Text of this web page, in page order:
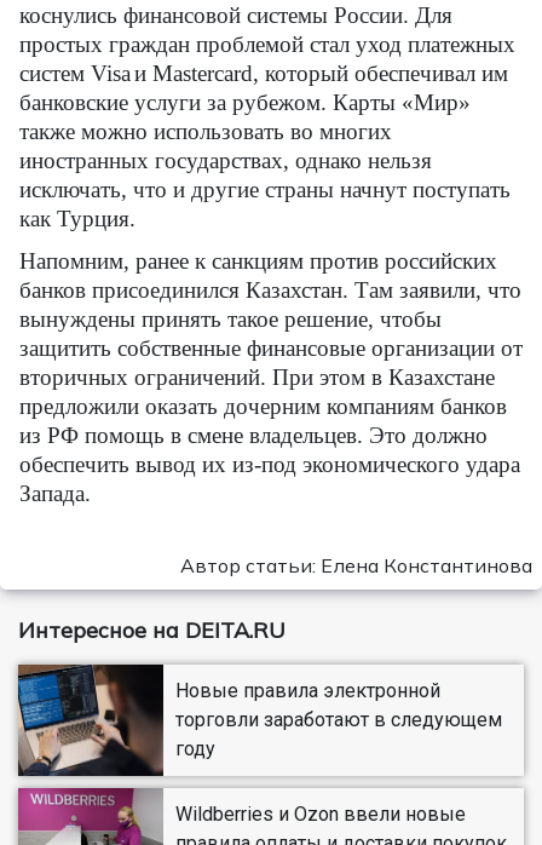
коснулись финансовой системы России. Для
простых граждан проблемой стал уход платежных
систем Visaи Mastercard, который обеспечивал им
банковские услуги за рубежом. Карты «Мир»
также можно использовать во многих
иностранных государствах, однако нельзя
исключать, что и другие страны начнут поступать
как Турция.
Напомним, ранее к санкциям против российских
банков присоединился Казахстан. Там заявили, что
вынуждены принять такое решение, чтобы
защитить собственные финансовые организации от
вторичных ограничений. При этом в Казахстане
предложили оказать дочерним компаниям банков
из РФ помощь в смене владельцев. Это должно
обеспечить вывод их из-под экономического удара
Запада.
Автор статьи: Елена Константинова
Интересное на DEITA.RU
Новые правила электронной
торговли заработают в следующем
году
Wildberries и Ozon ввели новые